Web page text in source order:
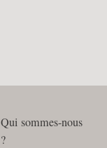
Qui sommes-nous
?